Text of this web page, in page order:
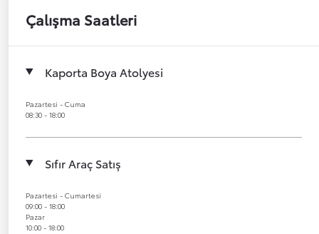
Çalışma Saatleri
Kaporta Boya Atolyesi
Pazartesi - Cuma
08:30 - 18:00
Sıfır Araç Satış
Pazartesi - Cumartesi
09:00 - 18:00
Pazar
10:00 - 18:00